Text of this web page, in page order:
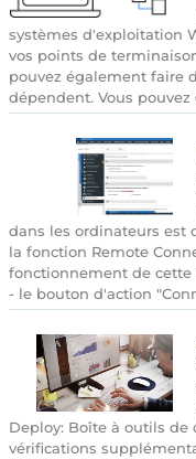
systèmes d'exploitation
vos points de
pouvez également faire
dépendent. Vous
dans les ordinateurs est
la fonction Remote
fonctionnement de cette
- le bouton d'action
Deploy: Boîte à outils de
vérifications